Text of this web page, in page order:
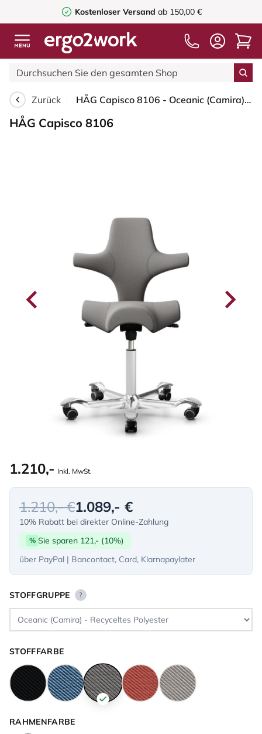
Kostenloser Versand ab 150,00 €
Zurück HÅG Capisco 8106 - Oceanic (Camira) - Recyceltes Polyester - OCI008 - Warm grey - Weiß - 150mm (Sitzhöhe 40-55cm) - Weiche Rollen für harte Böden
HÅG Capisco 8106
1.210,- Inkl. MwSt.
1.210,- €1.089,- €
10% Rabatt bei direkter Online-Zahlung
% Sie sparen 121,- (10%)
über PayPal | Bancontact, Card, Klarnapaylater
STOFFGRUPPE ?
STOFFFARBE
RAHMENFARBE